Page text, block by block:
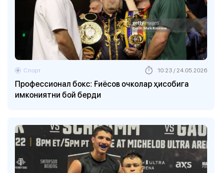
Профессионал бокс: Ғиёсов очколар ҳисобига
имкониятни бой берди
Спорт 10:23 / 24.05.2026